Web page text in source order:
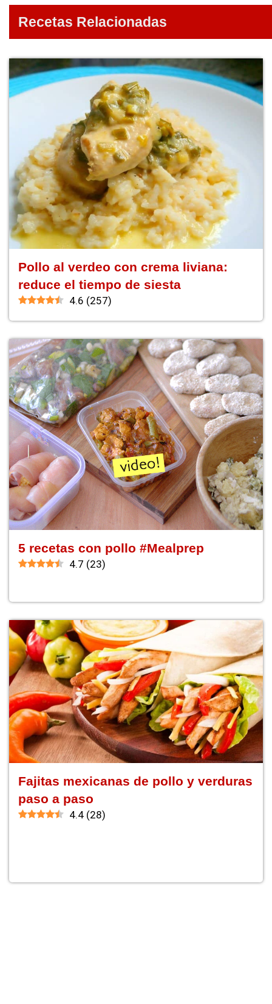
Recetas Relacionadas
Pollo al verdeo con crema liviana:
reduce el tiempo de siesta
4.6 (257)
5 recetas con pollo #Mealprep
4.7 (23)
Fajitas mexicanas de pollo y verduras
paso a paso
4.4 (28)